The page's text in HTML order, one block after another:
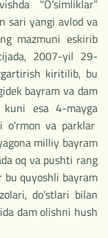
"O’simliklar”
sari yangi avlod va
mazmuni eskirib
2007-yil 29-
kiritilib, bu
bayram va dam
kuni esa 4-mayga
o’rmon va parklar
milliy bayram
oq va pushti rang
bu quyoshli bayram
do’stlari bilan
dam olishni hush